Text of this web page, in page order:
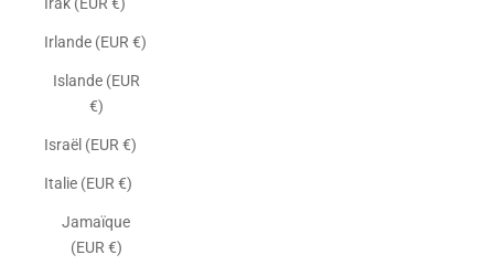
Irlande (EUR €)
Islande (EUR
€)
Israël (EUR €)
Italie (EUR €)
Jamaïque
(EUR €)